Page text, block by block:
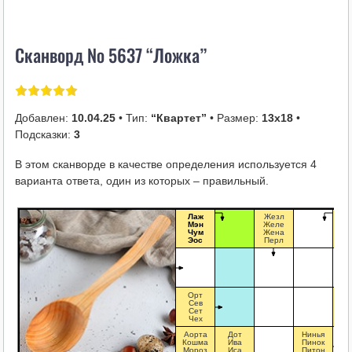
i
Сканворд № 5637 “Ложка”
Добавлен: 10.04.25• Тип: “Квартет” • Размер: 13х18•
Подсказки: 3
В этом сканворде в качестве определения используется 4
варианта ответа, один из которых – правильный.
Лаж
Мэн
Чум
Эос
Жезл
Желе
Жена
Перл
Орт
Сев
Сет
Чех
Аорта
Кошма
Мороз
Дот
Ива
Иса
Нинья
Пинок
Питон